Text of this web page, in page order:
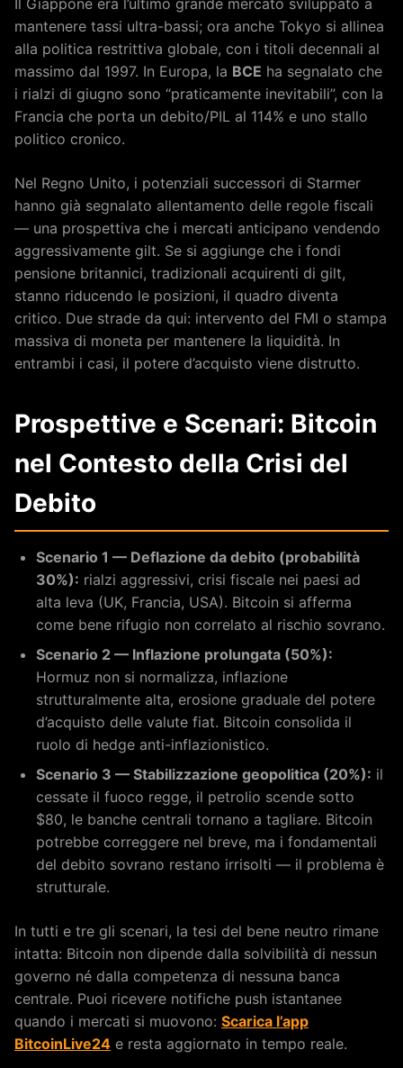
mantenere tassi ultra-bassi; ora anche Tokyo si allinea
alla politica restrittiva globale, con i titoli decennali al
massimo dal 1997. In Europa, la BCE ha segnalato che
i rialzi di giugno sono “praticamente inevitabili”, con la
Francia che porta un debito/PIL al 114% e uno stallo
politico cronico.
Nel Regno Unito, i potenziali successori di Starmer
hanno già segnalato allentamento delle regole fiscali
— una prospettiva che i mercati anticipano vendendo
aggressivamente gilt. Se si aggiunge che i fondi
pensione britannici, tradizionali acquirenti di gilt,
stanno riducendo le posizioni, il quadro diventa
critico. Due strade da qui: intervento del FMI o stampa
massiva di moneta per mantenere la liquidità. In
entrambi i casi, il potere d’acquisto viene distrutto.
Prospettive e Scenari: Bitcoin
nel Contesto della Crisi del
Debito
Scenario 1 — Deflazione da debito (probabilità
30%): rialzi aggressivi, crisi fiscale nei paesi ad
alta leva (UK, Francia, USA). Bitcoin si afferma
come bene rifugio non correlato al rischio sovrano.
Scenario 2 — Inflazione prolungata (50%):
Hormuz non si normalizza, inflazione
strutturalmente alta, erosione graduale del potere
d’acquisto delle valute fiat. Bitcoin consolida il
ruolo di hedge anti-inflazionistico.
Scenario 3 — Stabilizzazione geopolitica (20%): il
cessate il fuoco regge, il petrolio scende sotto
$80, le banche centrali tornano a tagliare. Bitcoin
potrebbe correggere nel breve, ma i fondamentali
del debito sovrano restano irrisolti — il problema è
strutturale.
In tutti e tre gli scenari, la tesi del bene neutro rimane
intatta: Bitcoin non dipende dalla solvibilità di nessun
governo né dalla competenza di nessuna banca
centrale. Puoi ricevere notifiche push istantanee
quando i mercati si muovono: Scarica l’app
BitcoinLive24 e resta aggiornato in tempo reale.